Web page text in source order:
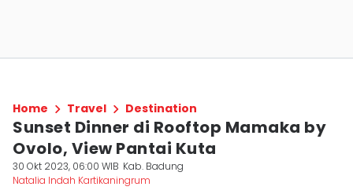
Home Travel Destination
Sunset Dinner di Rooftop Mamaka by
Ovolo, View Pantai Kuta
30 Okt 2023, 06:00 WIB Kab. Badung
Natalia Indah Kartikaningrum